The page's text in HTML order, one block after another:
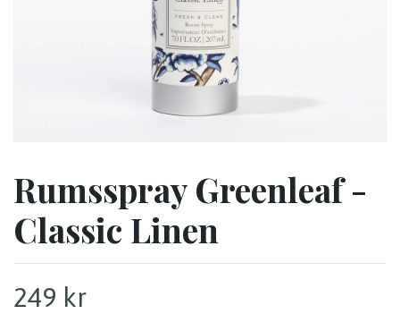
Rumsspray Greenleaf -
Classic Linen
249 kr